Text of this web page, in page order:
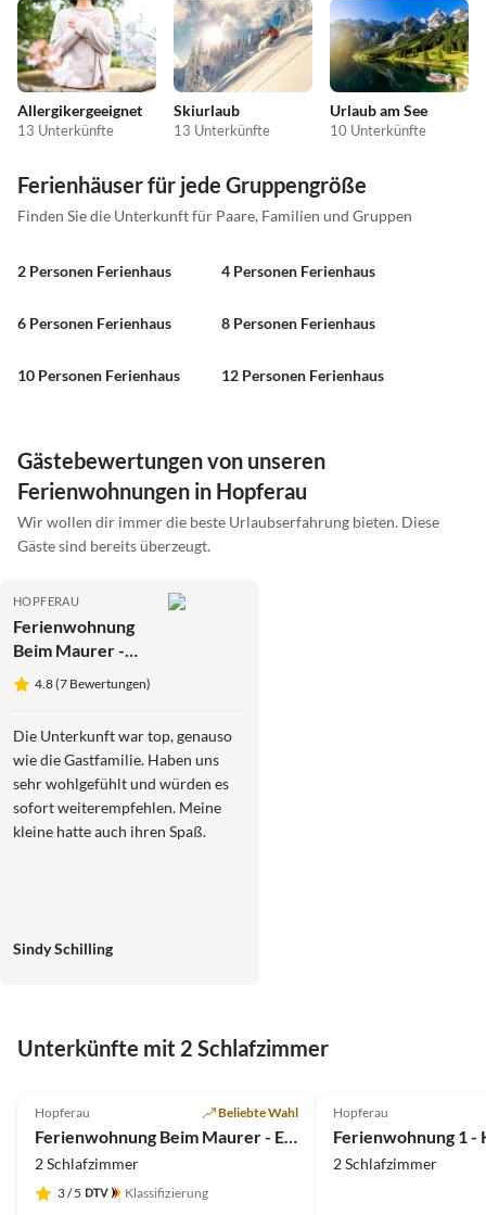
Allergikergeeignet
13 Unterkünfte
Skiurlaub
13 Unterkünfte
Urlaub am See
10 Unterkünfte
Ferienhäuser für jede Gruppengröße
Finden Sie die Unterkunft für Paare, Familien und Gruppen
2 Personen Ferienhaus 4 Personen Ferienhaus
6 Personen Ferienhaus 8 Personen Ferienhaus
10 Personen Ferienhaus 12 Personen Ferienhaus
Gästebewertungen von unseren
Ferienwohnungen in Hopferau
Wir wollen dir immer die beste Urlaubserfahrung bieten. Diese
Gäste sind bereits überzeugt.
HOPFERAU
Ferienwohnung
Beim Maurer -
Edelweiß
4.8 (7 Bewertungen)
Die Unterkunft war top, genauso
wie die Gastfamilie. Haben uns
sehr wohlgefühlt und würden es
sofort weiterempfehlen. Meine
kleine hatte auch ihren Spaß.
Sindy Schilling
Unterkünfte mit 2 Schlafzimmer
Hopferau Beliebte Wahl
2 Schlafzimmer
3/ 5 Klassifizierung
Hopferau
2 Schlafzimmer